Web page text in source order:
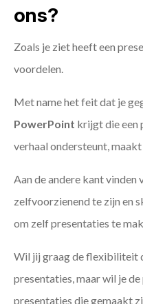
ons?
Zoals je ziet heeft een
voordelen.
Met name het feit dat je
PowerPoint krijgt die een
verhaal ondersteunt,
Aan de andere kant vinden
zelfvoorzienend te zijn en
om zelf presentaties te
Wil jij graag de flexibiliteit
presentaties, maar wil je
presentaties die gemaakt